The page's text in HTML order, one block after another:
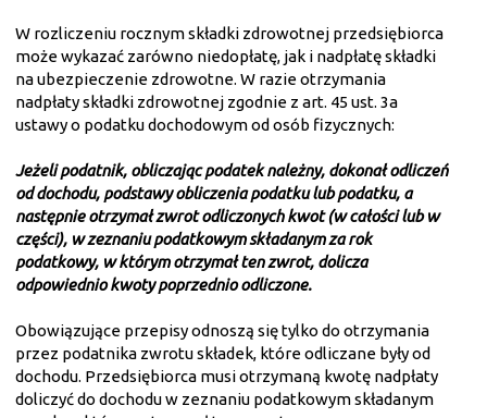
W rozliczeniu rocznym składki zdrowotnej przedsiębiorca
może wykazać zarówno niedopłatę, jak i nadpłatę składki
na ubezpieczenie zdrowotne. W razie otrzymania
nadpłaty składki zdrowotnej zgodnie z art. 45 ust. 3a
ustawy o podatku dochodowym od osób fizycznych:
Jeżeli podatnik, obliczając podatek należny, dokonał odliczeń
od dochodu, podstawy obliczenia podatku lub podatku, a
następnie otrzymał zwrot odliczonych kwot (w całości lub w
części), w zeznaniu podatkowym składanym za rok
podatkowy, w którym otrzymał ten zwrot, dolicza
odpowiednio kwoty poprzednio odliczone.
Obowiązujące przepisy odnoszą się tylko do otrzymania
przez podatnika zwrotu składek, które odliczane były od
dochodu. Przedsiębiorca musi otrzymaną kwotę nadpłaty
doliczyć do dochodu w zeznaniu podatkowym składanym